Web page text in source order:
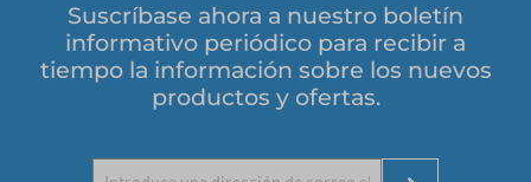
Suscríbase ahora a nuestro boletín
informativo periódico para recibir a
tiempo la información sobre los nuevos
productos y ofertas.